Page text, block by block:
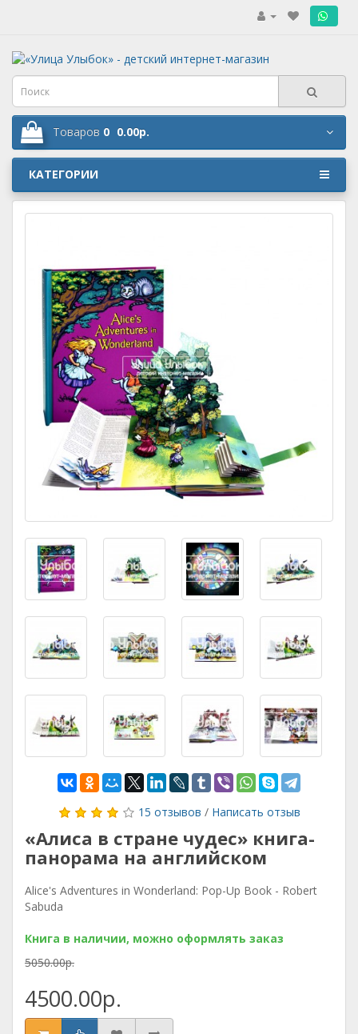
Товаров 0 0.00р.
КАТЕГОРИИ
15 отзывов / Написать отзыв
«Алиса в стране чудес» книга-
панорама на английском
Alice's Adventures in Wonderland: Pop-Up Book - Robert
Sabuda
Книга в наличии, можно оформлять заказ
5050.00р.
4500.00р.